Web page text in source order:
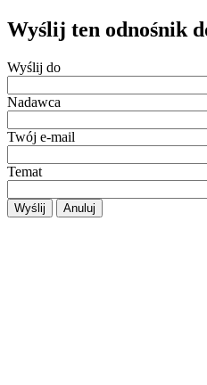
Wyślij ten odnośnik
Wyślij do
Nadawca
Twój e-mail
Temat
Wyślij Anuluj